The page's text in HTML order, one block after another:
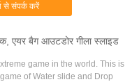
MOQ: 2000pcs ...
से संपर्क करें
एयर बैग आउटडोर गीला स्लाइड
game in the world. This is
of Water slide and Drop